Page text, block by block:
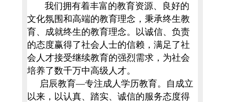
我们拥有着丰富的教育资源、良好的
文化氛围和高端的教育理念，秉承终生教
育、成就终生的教育理念。以诚信、负责
的态度赢得了社会人士的信赖，满足了社
会人才接受继续教育的强烈需求，为社会
培养了数千万中高级人才。
启辰教育—专注成人学历教育。自成立
以来，以认真、踏实、诚信的服务态度得